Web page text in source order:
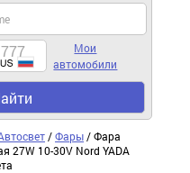
Мои
автомобили
/Фары / Фара
27W 10-30V Nord YADA